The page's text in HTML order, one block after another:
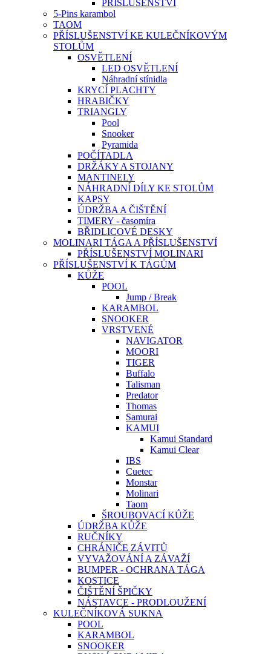
PŘÍSLUŠENSTVÍ
5-Pins karambol
TAOM
PŘÍSLUŠENSTVÍ KE KULEČNÍKOVÝM
STOLŮM
OSVĚTLENÍ
LED OSVĚTLENÍ
Náhradní stínidla
KRYCÍ PLACHTY
HRABIČKY
TRIANGLY
Pool
Snooker
Pyramida
POČÍTADLA
DRŽÁKY A STOJANY
MANTINELY
NÁHRADNÍ DÍLY KE STOLŮM
KAPSY
ÚDRŽBA A ČIŠTĚNÍ
TIMERY - časomíra
BŘIDLICOVÉ DESKY
MOLINARI TÁGA A PŘÍSLUŠENSTVÍ
PŘÍSLUŠENSTVÍ MOLINARI
PŘÍSLUŠENSTVÍ K TÁGŮM
KŮŽE
POOL
Jump / Break
KARAMBOL
SNOOKER
VRSTVENÉ
NAVIGATOR
MOORI
TIGER
Buffalo
Talisman
Predator
Thomas
Samurai
KAMUI
Kamui Standard
Kamui Clear
IBS
Cuetec
Monstar
Molinari
Taom
ŠROUBOVACÍ KŮŽE
ÚDRŽBA KŮŽE
RUČNÍKY
CHRÁNIČE ZÁVITŮ
VYVAŽOVÁNÍ A ZÁVAŽÍ
BUMPER - OCHRANA TÁGA
KOSTICE
ČIŠTĚNÍ ŠPIČKY
NÁSTAVCE - PRODLOUŽENÍ
KULEČNÍKOVÁ SUKNA
POOL
KARAMBOL
SNOOKER